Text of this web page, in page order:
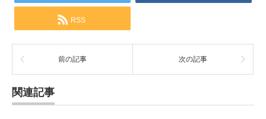
RSS
前の記事 次の記事
関連記事